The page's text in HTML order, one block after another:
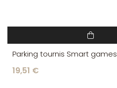
Parking tournis Smart games
19,51 €